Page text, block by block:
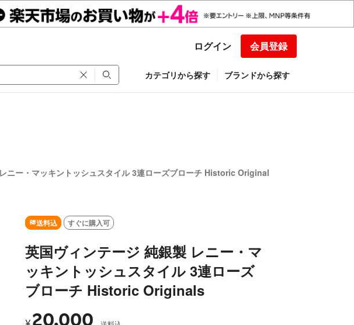
ログイン 会員登録
カテゴリから探す ブランドから探す
ニー・マッキントッシュスタイル 3連ローズブローチ Historic Original
送料込 すぐに購入可
英国ヴィンテージ 純銀製 レニー・マ
ッキントッシュスタイル 3連ローズ
ブローチ Historic Originals
¥ 20,000